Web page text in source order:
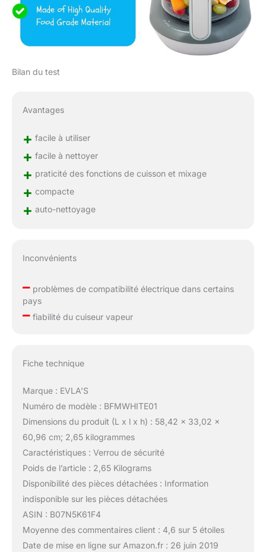
Bilan du test
Avantages
+ facile à utiliser
+ facile à nettoyer
+ praticité des fonctions de cuisson et mixage
+ compacte
+ auto-nettoyage
Inconvénients
–problèmes de compatibilité électrique dans certains
pays
–fiabilité du cuiseur vapeur
Fiche technique
Marque : EVLA’S
Numéro de modèle : BFMWHITE01
Dimensions du produit (L x l x h) : 58,42 x 33,02 x
60,96 cm; 2,65 kilogrammes
Caractéristiques : Verrou de sécurité
Poids de l’article : 2,65 Kilograms
Disponibilité des pièces détachées : Information
indisponible sur les pièces détachées
ASIN : B07N5K61F4
Moyenne des commentaires client : 4,6 sur 5 étoiles
Date de mise en ligne sur Amazon.fr : 26 juin 2019